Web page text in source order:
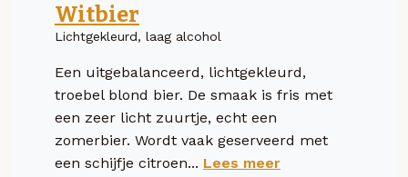
Witbier
Lichtgekleurd, laag alcohol
Een uitgebalanceerd, lichtgekleurd,
troebel blond bier. De smaak is fris met
een zeer licht zuurtje, echt een
zomerbier. Wordt vaak geserveerd met
een schijfje citroen... Lees meer